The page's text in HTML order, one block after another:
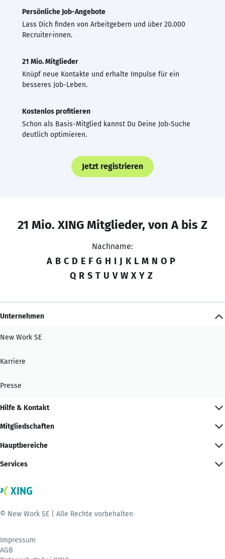
Persönliche Job-Angebote
Lass Dich finden von Arbeitgebern und über 20.000
Recruiter·innen.
21 Mio. Mitglieder
Knüpf neue Kontakte und erhalte Impulse für ein
besseres Job-Leben.
Kostenlos profitieren
Schon als Basis-Mitglied kannst Du Deine Job-Suche
deutlich optimieren.
Jetzt registrieren
21 Mio. XING Mitglieder, von A bis Z
Nachname:
A B C D E F G H I J K L M N O P
Q R S T U V W X Y Z
Unternehmen
New Work SE
Karriere
Presse
Hilfe & Kontakt
Mitgliedschaften
Hauptbereiche
Services
© New Work SE | Alle Rechte vorbehalten
Impressum
AGB